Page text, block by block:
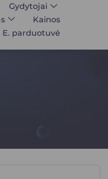
Gydytojai
Kainos
E. parduotuvė